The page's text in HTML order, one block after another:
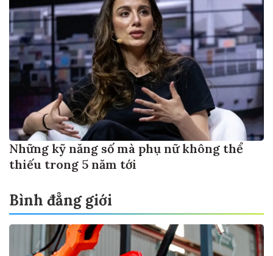
Những kỹ năng số mà phụ nữ không thể
thiếu trong 5 năm tới
Bình đẳng giới